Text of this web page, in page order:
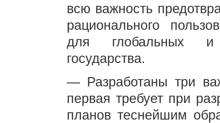
всю важность
рационального
для глобальных и
государства.
— Разработаны три
первая требует при
планов теснейшим